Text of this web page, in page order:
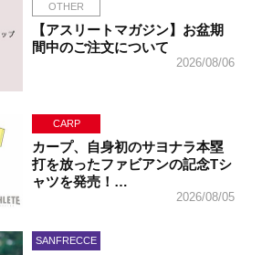
OTHER
【アスリートマガジン】お盆期
間中のご注文について
2026/08/06
CARP
カープ、自身初のサヨナラ本塁
打を放ったファビアンの記念Tシ
ャツを発売！…
2026/08/05
SANFRECCE